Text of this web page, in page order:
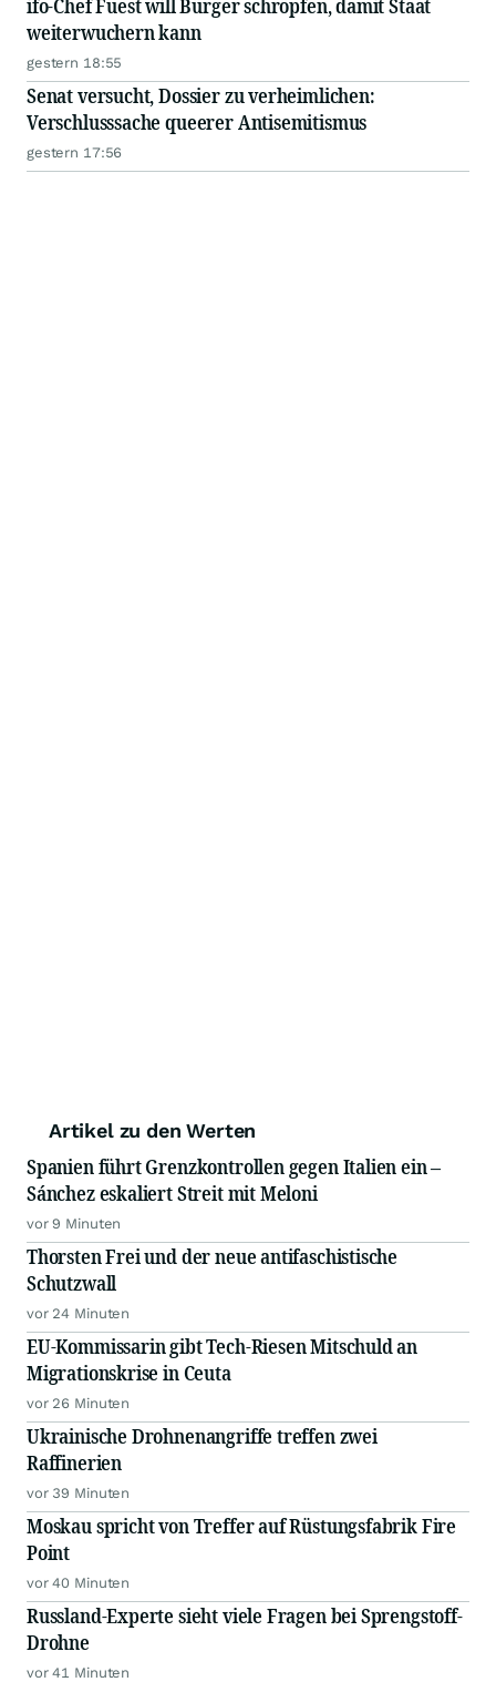
ifo-Chef Fuest will Bürger schröpfen, damit Staat
weiterwuchern kann
gestern 18:55
Senat versucht, Dossier zu verheimlichen:
Verschlusssache queerer Antisemitismus
gestern 17:56
Artikel zu den Werten
Spanien führt Grenzkontrollen gegen Italien ein –
Sánchez eskaliert Streit mit Meloni
vor 9 Minuten
Thorsten Frei und der neue antifaschistische
Schutzwall
vor 24 Minuten
EU-Kommissarin gibt Tech-Riesen Mitschuld an
Migrationskrise in Ceuta
vor 26 Minuten
Ukrainische Drohnenangriffe treffen zwei
Raffinerien
vor 39 Minuten
Moskau spricht von Treffer auf Rüstungsfabrik Fire
Point
vor 40 Minuten
Russland-Experte sieht viele Fragen bei Sprengstoff-
Drohne
vor 41 Minuten